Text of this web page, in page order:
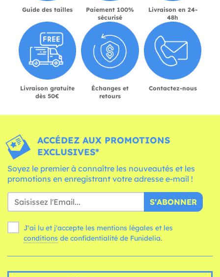
Guide des tailles
Paiement 100%
sécurisé
Livraison en 24-
48h
Livraison gratuite
dès 50€
Échanges et
retours
Contactez-nous
ACCÉDEZ AUX PROMOTIONS
EXCLUSIVES*
Soyez le premier à connaître les nouveautés et les
promotions en enregistrant votre adresse e-mail !
S'ABONNER
J'ai lu et j'accepte les mentions légales et les
conditions de confidentialité de Funidelia.